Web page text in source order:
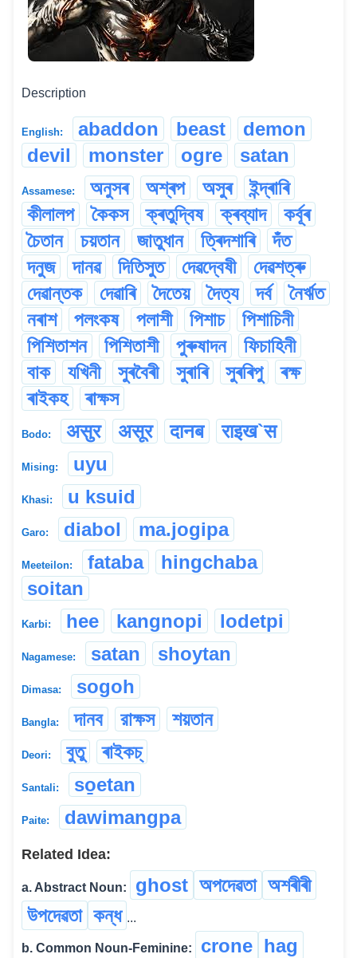
Description
English: abaddon beast
demon
devil
monster ogre satan
Assamese: অনুসৰ অশ্ৰপ অসুৰ
ইন্দ্ৰাৰি
কীলালপ
কৈকস ক্ৰতুদ্বিষ ক্ৰব্যাদ
কৰ্বূৰ
চৈতান
চয়তান জাতুধান ত্ৰিদশাৰি
দঁত
দনুজ
দানৱ দিতিসুত দেৱদ্বেষী
দেৱশত্ৰু
দেৱান্তক
দেৱাৰি দৈতেয় দৈত্য দৰ্ব
নৈৰ্ঋত
নৰাশ
পলংকষ পলাশী পিশাচ
পিশাচিনী
পিশিতাশন
পিশিতাশী পুৰুষাদন
ফিচাহিনী
বাক
যখিনী সুৰবৈৰী সুৰাৰি সুৰৰিপু
ৰক্ষ
ৰাইকহ
ৰাক্ষস
Bodo: असुर असूर दानब राइख`स
Mising: uyu
Khasi: u ksuid
Garo: diabol ma.jogipa
Meeteilon: fataba
hingchaba
soitan
Karbi: hee kangnopi lodetpi
Nagamese: satan shoytan
Dimasa: sogoh
Bangla: দানব রাক্ষস শয়তান
Deori: বুতু ৰাইকচ্
Santali: so̱etan
Paite: dawimangpa
Related Idea:
a. Abstract Noun: ghost অপদেৱতা অশৰীৰী
উপদেৱতা কন্ধ ...
b. Common Noun-Feminine: crone hag